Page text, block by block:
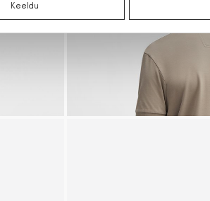
Keeldu